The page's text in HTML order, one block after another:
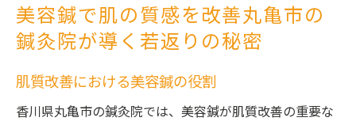
美容鍼で肌の質感を改善丸亀市の
鍼灸院が導く若返りの秘密
肌質改善における美容鍼の役割
香川県丸亀市の鍼灸院では、美容鍼が肌質改善の重要な